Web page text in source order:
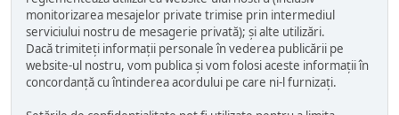
monitorizarea mesajelor private trimise prin intermediul
serviciului nostru de mesagerie privată); și alte utilizări.
Dacă trimiteți informații personale în vederea publicării pe
website-ul nostru, vom publica și vom folosi aceste informații în
concordanță cu întinderea acordului pe care ni-l furnizați.